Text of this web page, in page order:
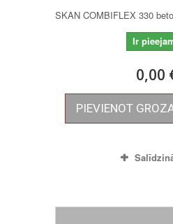
SKAN COMBIFLEX 330
Ir
0,00
PIEVIENOT